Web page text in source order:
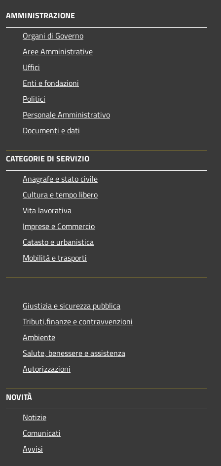
AMMINISTRAZIONE
Organi di Governo
Aree Amministrative
Uffici
Enti e fondazioni
Politici
Personale Amministrativo
Documenti e dati
CATEGORIE DI SERVIZIO
Anagrafe e stato civile
Cultura e tempo libero
Vita lavorativa
Imprese e Commercio
Catasto e urbanistica
Mobilità e trasporti
Giustizia e sicurezza pubblica
Tributi,finanze e contravvenzioni
Ambiente
Salute, benessere e assistenza
Autorizzazioni
NOVITÀ
Notizie
Comunicati
Avvisi